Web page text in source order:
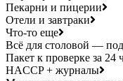
Пекарни и пицерии
Отели и завтраки
Что-то еще
Всё для столовой —
Пакет к проверке за 24
HACCP + журналы